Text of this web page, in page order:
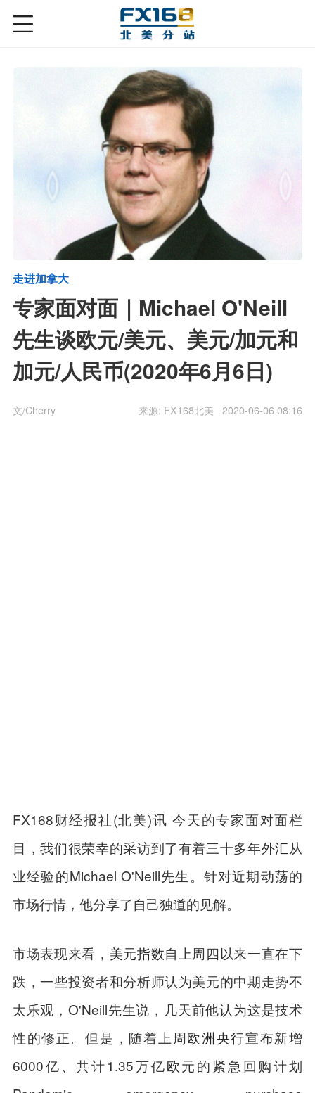
走进加拿大
专家面对面｜Michael O'Neill
先生谈欧元/美元、美元/加元和
加元/人民币(2020年6月6日)
文/Cherry 2020-06-06 08:16
来源: FX168北美
FX168财经报社(北美)讯 今天的专家面对面栏
目，我们很荣幸的采访到了有着三十多年外汇从
业经验的Michael O'Neill先生。针对近期动荡的
市场行情，他分享了自己独道的见解。
市场表现来看， 美元指数自上周四以来一直在下
跌，一些投资者和分析师认为美元的中期走势不
太乐观，O'Neill先生说，几天前他认为这是技术
性的修正。但是，随着上周欧洲央行宣布新增
6000亿、共计1.35万亿欧元的紧急回购计划